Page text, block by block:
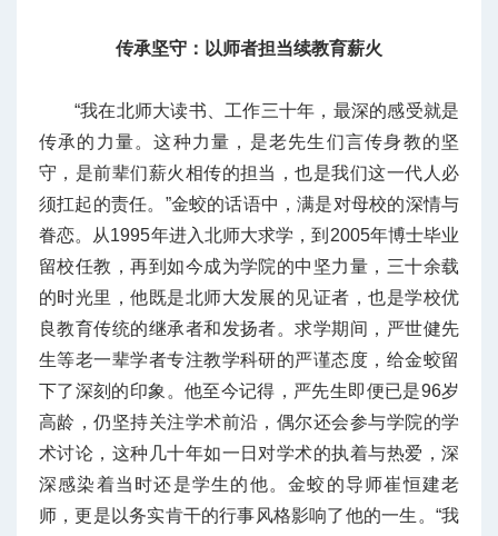
传承坚守： 以师者担当续教育薪火
“我在北师大读书、工作三十年，最深的感受就是
传承的力量。这种力量，是老先生们言传身教的坚
守，是前辈们薪火相传的担当，也是我们这一代人必
须扛起的责任。”金蛟的话语中，满是对母校的深情与
眷恋。从1995年进入北师大求学，到2005年博士毕业
留校任教，再到如今成为学院的中坚力量，三十余载
的时光里，他既是北师大发展的见证者，也是学校优
良教育传统的继承者和发扬者。求学期间，严世健先
生等老一辈学者专注教学科研的严谨态度，给金蛟留
下了深刻的印象。他至今记得，严先生即便已是96岁
高龄，仍坚持关注学术前沿，偶尔还会参与学院的学
术讨论，这种几十年如一日对学术的执着与热爱，深
深感染着当时还是学生的他。金蛟的导师崔恒建老
师，更是以务实肯干的行事风格影响了他的一生。“我